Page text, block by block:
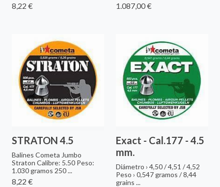
8,22 € 1.087,00 €
STRATON 4.5
Balines Cometa Jumbo
Straton Calibre: 5.50 Peso:
1.030 gramos 250 ...
8,22 €
Exact - Cal.177 - 4.5
mm.
Diámetro › 4,50 / 4,51 / 4,52
Peso › 0,547 gramos / 8,44
grains ...